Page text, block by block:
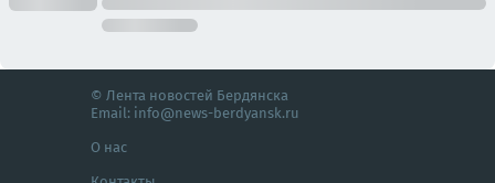
© Лента новостей Бердянска
Email: info@news-berdyansk.ru
О нас